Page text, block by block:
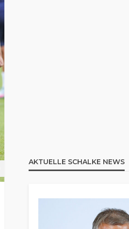
AKTUELLE SCHALKE NEWS